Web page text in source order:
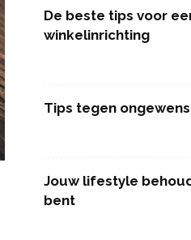
De beste tips voor
winkelinrichting
Tips tegen
Jouw lifestyle
bent